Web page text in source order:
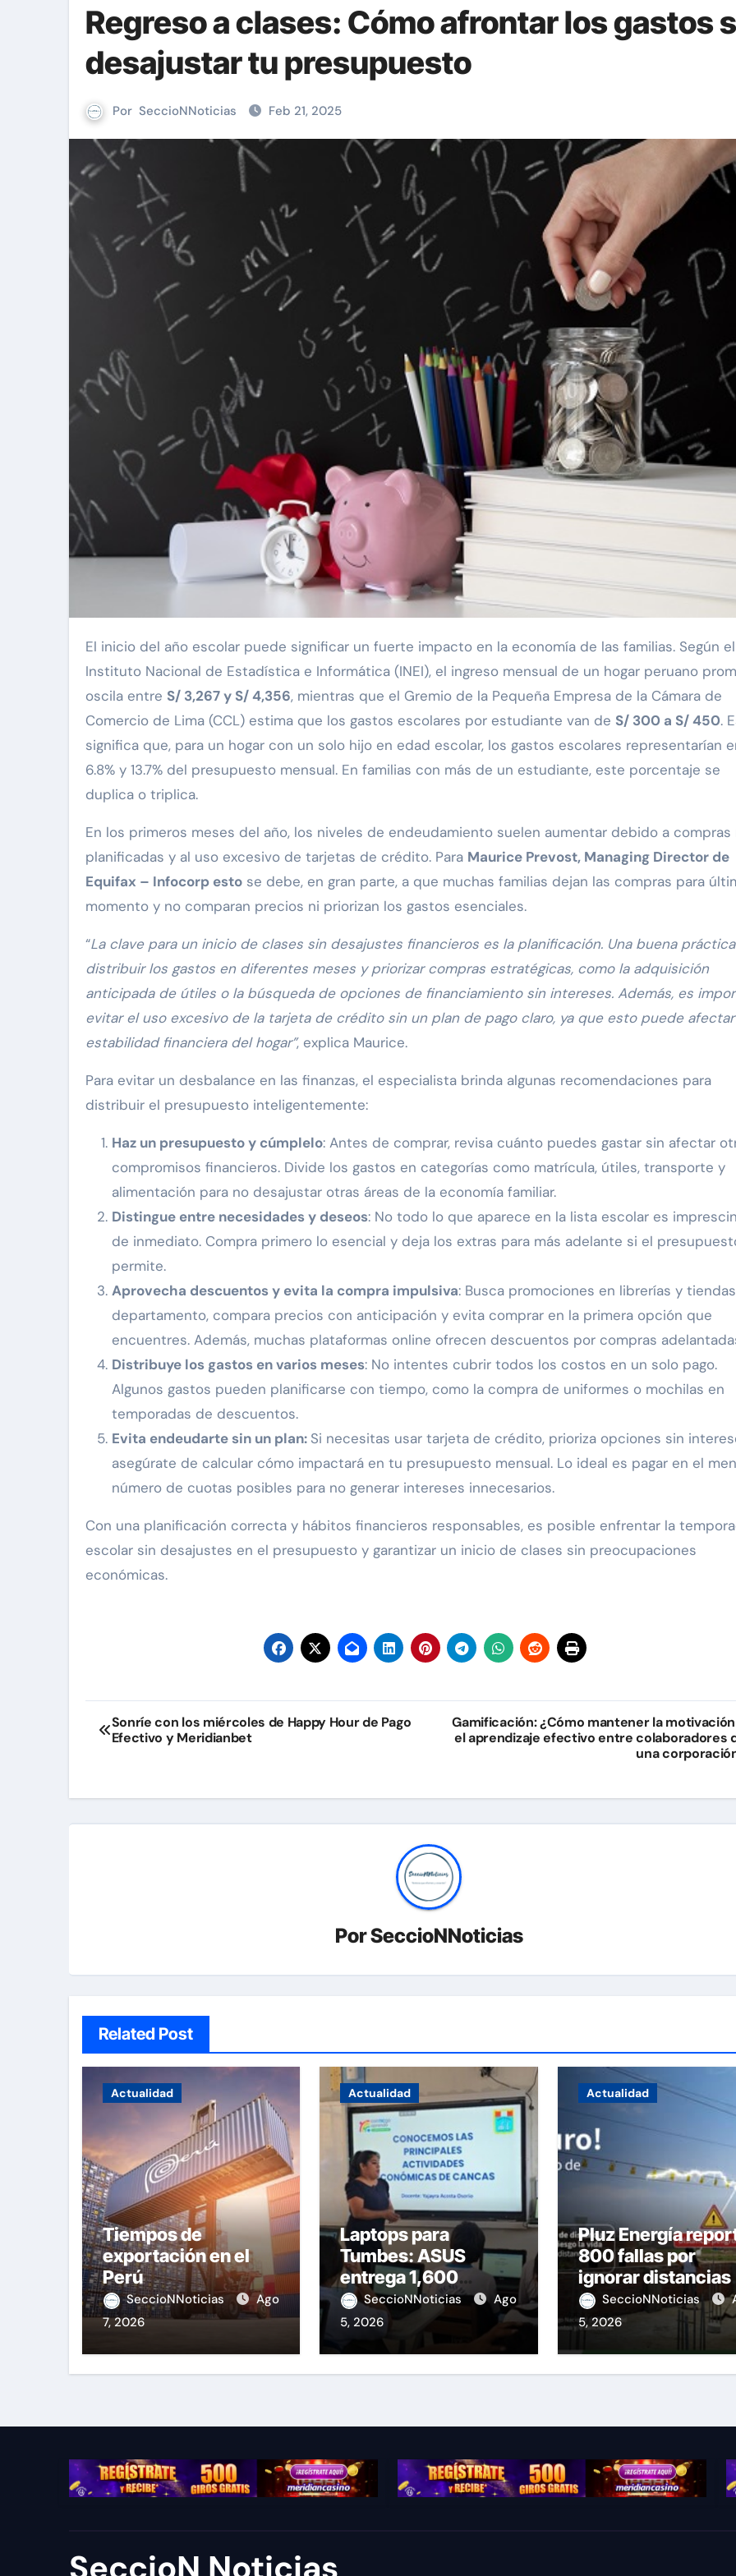
Regreso a clases: Cómo afrontar los gastos
desajustar tu presupuesto
Por SeccioNNoticias Feb 21, 2025
El inicio del año escolar puede significar un fuerte impacto en la economía de las familias. Según el
Instituto Nacional de Estadística e Informática (INEI), el ingreso mensual de un hogar peruano
oscila entre S/ 3,267 y S/ 4,356, mientras que el Gremio de la Pequeña Empresa de la Cámara de
Comercio de Lima (CCL) estima que los gastos escolares por estudiante van de S/ 300 a S/ 450.
significa que, para un hogar con un solo hijo en edad escolar, los gastos escolares representarían
6.8% y 13.7% del presupuesto mensual. En familias con más de un estudiante, este porcentaje se
duplica o triplica.
En los primeros meses del año, los niveles de endeudamiento suelen aumentar debido a compras
planificadas y al uso excesivo de tarjetas de crédito. Para Maurice Prevost, Managing Director de
Equifax – Infocorp esto se debe, en gran parte, a que muchas familias dejan las compras para
momento y no comparan precios ni priorizan los gastos esenciales.
“La clave para un inicio de clases sin desajustes financieros es la planificación. Una buena
distribuir los gastos en diferentes meses y priorizar compras estratégicas, como la adquisición
anticipada de útiles o la búsqueda de opciones de financiamiento sin intereses. Además, es
evitar el uso excesivo de la tarjeta de crédito sin un plan de pago claro, ya que esto puede
estabilidad financiera del hogar”, explica Maurice.
Para evitar un desbalance en las finanzas, el especialista brinda algunas recomendaciones para
distribuir el presupuesto inteligentemente:
Haz un presupuesto y cúmplelo: Antes de comprar, revisa cuánto puedes gastar sin afectar
compromisos financieros. Divide los gastos en categorías como matrícula, útiles, transporte y
alimentación para no desajustar otras áreas de la economía familiar.
Distingue entre necesidades y deseos: No todo lo que aparece en la lista escolar es
de inmediato. Compra primero lo esencial y deja los extras para más adelante si el
permite.
Aprovecha descuentos y evita la compra impulsiva: Busca promociones en librerías y
departamento, compara precios con anticipación y evita comprar en la primera opción que
encuentres. Además, muchas plataformas online ofrecen descuentos por compras
Distribuye los gastos en varios meses: No intentes cubrir todos los costos en un solo pago.
Algunos gastos pueden planificarse con tiempo, como la compra de uniformes o mochilas en
temporadas de descuentos.
Evita endeudarte sin un plan: Si necesitas usar tarjeta de crédito, prioriza opciones sin
asegúrate de calcular cómo impactará en tu presupuesto mensual. Lo ideal es pagar en el
número de cuotas posibles para no generar intereses innecesarios.
Con una planificación correcta y hábitos financieros responsables, es posible enfrentar la
escolar sin desajustes en el presupuesto y garantizar un inicio de clases sin preocupaciones
económicas.
Navegación
de
Sonríe con los miércoles de Happy Hour de Pago
Efectivo y Meridianbet
Gamificación: ¿Cómo mantener la
el aprendizaje efectivo entre colaboradores
una
PorSeccioNNoticias
Related Post
Actualidad
Tiempos de
exportación en el
Perú
SeccioNNoticias
Ago
7, 2026
Actualidad
Laptops para
Tumbes: ASUS
entrega 1,600
equipos educativos
SeccioNNoticias
Ago
5, 2026
Actualidad
Pluz Energía
800 fallas por
ignorar distancias
de seguridad
SeccioNNoticias
5, 2026